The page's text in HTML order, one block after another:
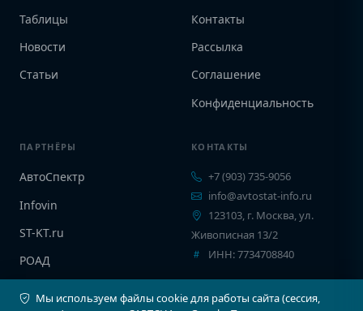
Таблицы
Новости
Статьи
Контакты
Рассылка
Соглашение
Конфиденциальность
ПАРТНЁРЫ
АвтоСпектр
Infovin
ST-KT.ru
РОАД
КОНТАКТЫ
+7 (903) 735-9056
info@avtostat-info.ru
123103, г. Москва, ул.
Живописная 13/2
ИНН: 7734708840
Мы используем файлы cookie для работы сайта (сессия,